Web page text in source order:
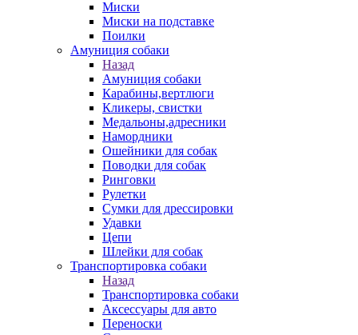
Миски
Миски на подставке
Поилки
Амуниция собаки
Назад
Амуниция собаки
Карабины,вертлюги
Кликеры, свистки
Медальоны,адресники
Намордники
Ошейники для собак
Поводки для собак
Ринговки
Рулетки
Сумки для дрессировки
Удавки
Цепи
Шлейки для собак
Транспортировка собаки
Назад
Транспортировка собаки
Аксессуары для авто
Переноски